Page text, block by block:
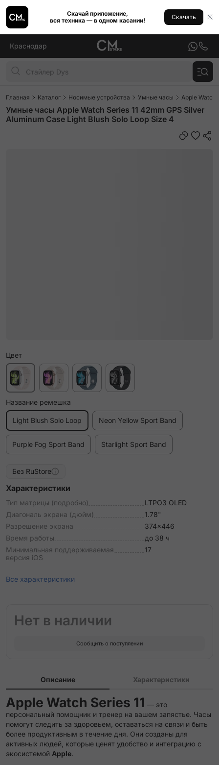
Скачай приложение,
вся техника — в одном касании!
Скачать
Краснодар
Главная Каталог Носимые устройства Умные часы Apple Watch
Умные часы Apple Watch Series 11 42mm GPS Silver
Aluminum Case Light Blush Solo Loop Size 4
Цвет
Название ремешка
Light Blush Solo Loop Neon Yellow Sport Band
Purple Fog Sport Band Starlight Sport Band
Без RuStore
Характеристики
Тип матрицы (подробно)
LTPO3 OLED
Диагональ экрана (дюйм)
1.78"
Разрешение экрана
374x446
Время работы
до 38 ч
Минимальная поддерживаемая
версия iOS
17
Все характеристики
Нет в наличии
Сообщить о поступлении
Описание Характеристики
Apple Watch Series 11 — это
персональный помощник и тренер на вашем запястье. Часы
помогут следить за здоровьем, оставаться на связи и быть
более продуктивным в течение дня. Они созданы для
активных людей, которые ценят удобство и интеграцию с
экосистемой Apple.